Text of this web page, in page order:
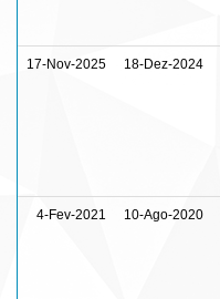
17-Nov-2025 18-Dez-2024
4-Fev-2021 10-Ago-2020